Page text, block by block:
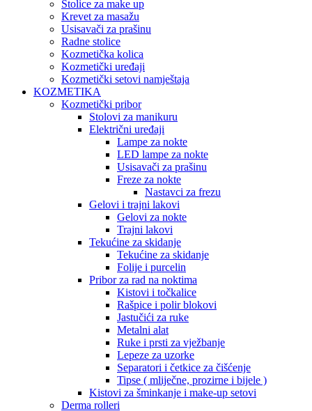
Stolice za make up
Krevet za masažu
Usisavači za prašinu
Radne stolice
Kozmetička kolica
Kozmetički uređaji
Kozmetički setovi namještaja
KOZMETIKA
Kozmetički pribor
Stolovi za manikuru
Električni uređaji
Lampe za nokte
LED lampe za nokte
Usisavači za prašinu
Freze za nokte
Nastavci za frezu
Gelovi i trajni lakovi
Gelovi za nokte
Trajni lakovi
Tekućine za skidanje
Tekućine za skidanje
Folije i purcelin
Pribor za rad na noktima
Kistovi i točkalice
Rašpice i polir blokovi
Jastučići za ruke
Metalni alat
Ruke i prsti za vježbanje
Lepeze za uzorke
Separatori i četkice za čišćenje
Tipse ( mliječne, prozirne i bijele )
Kistovi za šminkanje i make-up setovi
Derma rolleri